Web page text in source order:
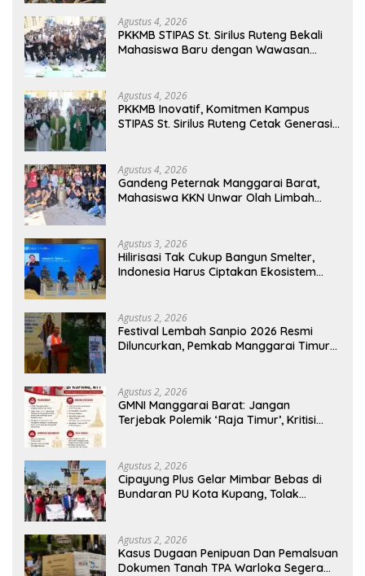
Agustus 4, 2026
PKKMB STIPAS St. Sirilus Ruteng Bekali
Mahasiswa Baru dengan Wawasan
Agustus 4, 2026
PKKMB Inovatif, Komitmen Kampus
STIPAS St. Sirilus Ruteng Cetak Generasi
Agustus 4, 2026
Gandeng Peternak Manggarai Barat,
Mahasiswa KKN Unwar Olah Limbah
Agustus 3, 2026
Hilirisasi Tak Cukup Bangun Smelter,
Indonesia Harus Ciptakan Ekosistem
Agustus 2, 2026
Festival Lembah Sanpio 2026 Resmi
Diluncurkan, Pemkab Manggarai Timur
Agustus 2, 2026
GMNI Manggarai Barat: Jangan
Terjebak Polemik ‘Raja Timur’, Kritisi
Agustus 2, 2026
Cipayung Plus Gelar Mimbar Bebas di
Bundaran PU Kota Kupang, Tolak
Agustus 2, 2026
Kasus Dugaan Penipuan Dan Pemalsuan
Dokumen Tanah TPA Warloka Segera